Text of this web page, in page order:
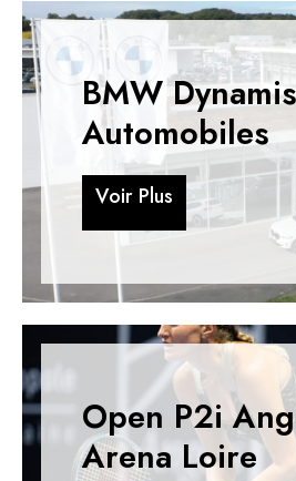
BMW
Automobiles
Voir Plus
Voir Plus
Open P2i
Arena Loire